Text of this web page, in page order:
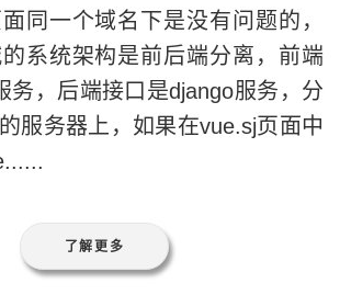
同一个域名下是没有问题的，
系统架构是前后端分离，前端
务，后端接口是django服务，分
服务器上，如果在vue.sj页面中
了解更多